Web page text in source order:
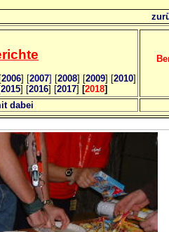
2006] [2007] [2008] [2009] [2010]
2015] [2016] [2017] [2018]
dabei